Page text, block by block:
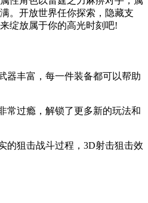
。开放世界任你探索，隐藏支
绽放属于你的高光时刻吧!
丰富，每一件装备都可以帮助
过瘾，解锁了更多新的玩法和
狙击战斗过程，3D射击狙击效